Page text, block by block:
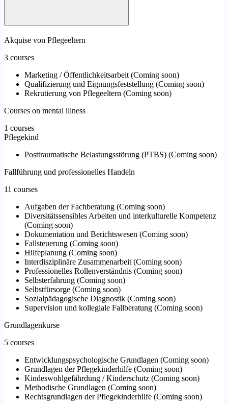
Akquise von Pflegeeltern
3 courses
Marketing / Öffentlichkeitsarbeit (Coming soon)
Qualifizierung und Eignungsfeststellung (Coming soon)
Rekrutierung von Pflegeeltern (Coming soon)
Courses on mental illness
1 courses
Pflegekind
Posttraumatische Belastungsstörung (PTBS) (Coming soon)
Fallführung und professionelles Handeln
11 courses
Aufgaben der Fachberatung (Coming soon)
Diversitätssensibles Arbeiten und interkulturelle Kompetenz
(Coming soon)
Dokumentation und Berichtswesen (Coming soon)
Fallsteuerung (Coming soon)
Hilfeplanung (Coming soon)
Interdisziplinäre Zusammenarbeit (Coming soon)
Professionelles Rollenverständnis (Coming soon)
Selbsterfahrung (Coming soon)
Selbstfürsorge (Coming soon)
Sozialpädagogische Diagnostik (Coming soon)
Supervision und kollegiale Fallberatung (Coming soon)
Grundlagenkurse
5 courses
Entwicklungspsychologische Grundlagen (Coming soon)
Grundlagen der Pflegekinderhilfe (Coming soon)
Kindeswohlgefährdung / Kinderschutz (Coming soon)
Methodische Grundlagen (Coming soon)
Rechtsgrundlagen der Pflegekinderhilfe (Coming soon)